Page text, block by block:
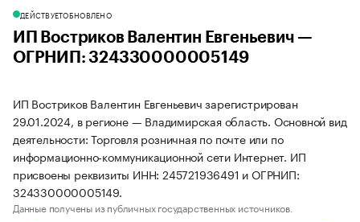
ДЕЙСТВУЕТОБНОВЛЕНО
ИП Востриков Валентин Евгеньевич —
ОГРНИП: 324330000005149
ИП Востриков Валентин Евгеньевич зарегистрирован
29.01.2024, в регионе — Владимирская область. Основной вид
деятельности: Торговля розничная по почте или по
информационно-коммуникационной сети Интернет. ИП
присвоены реквизиты ИНН: 245721936491 и ОГРНИП:
324330000005149.
Данные получены из публичных государственных источников.